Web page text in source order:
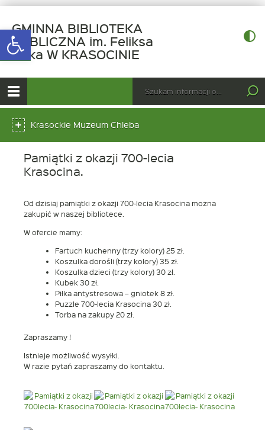
Open toolbar
GMINNA BIBLIOTEKA
PUBLICZNA im. Feliksa
Raka W KRASOCINIE
z
okazji
700-
górne
Otwórz
menu
główne
wpisz
szukaną
dolneKrasockie Muzeum Chleba
Pamiątki z okazji 700-lecia
Krasocina.
Od dzisiaj pamiątki z okazji 700-lecia Krasocina można
zakupić w naszej bibliotece.
W ofercie mamy:
Fartuch kuchenny (trzy kolory) 25 zł.
Koszulka dorośli (trzy kolory) 35 zł.
Koszulka dzieci (trzy kolory) 30 zł.
Kubek 30 zł.
Piłka antystresowa – gniotek 8 zł.
Puzzle 700-lecia Krasocina 30 zł.
Torba na zakupy 20 zł.
Zapraszamy !
Istnieje możliwość wysyłki.
W razie pytań zapraszamy do kontaktu.